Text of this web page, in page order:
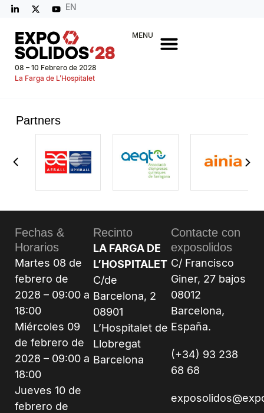
EN
08 – 10 Febrero de 2028
La Farga de L’Hospitalet
MENU
Partners
Fechas &
Horarios
Martes 08 de
febrero de
2028 – 09:00 a
18:00
Miércoles 09
de febrero de
2028 – 09:00 a
18:00
Jueves 10 de
febrero de
Recinto
LA FARGA DE
L’HOSPITALET
C/de
Barcelona, 2
08901
L’Hospitalet de
Llobregat
Barcelona
Contacte con
exposolidos
C/ Francisco
Giner, 27 bajos
08012
Barcelona,
España.
(+34) 93 238
68 68